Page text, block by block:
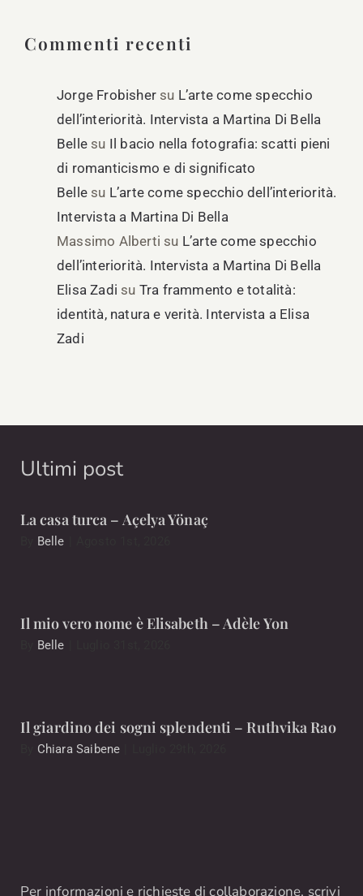
Commenti recenti
Jorge Frobisher su L’arte come specchio
dell’interiorità. Intervista a Martina Di Bella
Belle su Il bacio nella fotografia: scatti pieni
di romanticismo e di significato
Belle su L’arte come specchio dell’interiorità.
Intervista a Martina Di Bella
Massimo Alberti su L’arte come specchio
dell’interiorità. Intervista a Martina Di Bella
Elisa Zadi su Tra frammento e totalità:
identità, natura e verità. Intervista a Elisa
Zadi
Ultimi post
La casa turca – Açelya Yönaç
Belle
Il mio vero nome è Elisabeth – Adèle Yon
Belle
Il giardino dei sogni splendenti – Ruthvika Rao
Chiara Saibene
Per informazioni e richieste di collaborazione, scrivi